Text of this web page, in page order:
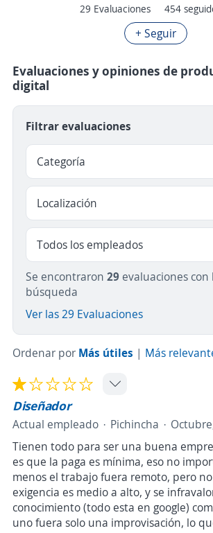
29 Evaluaciones 454
+ Seguir
Evaluaciones y opiniones de
digital
Filtrar evaluaciones
Se encontraron 29 evaluaciones
búsqueda
Ver las 29 Evaluaciones
Ordenar por Más útiles | Más
Diseñador
Actual empleado Pichincha
Tienen todo para ser una buena
es que la paga es mínima, eso no
menos el trabajo fuera remoto, pero
exigencia es medio a alto, y se
conocimiento (todo esta en google)
uno fuera solo una improvisación, lo